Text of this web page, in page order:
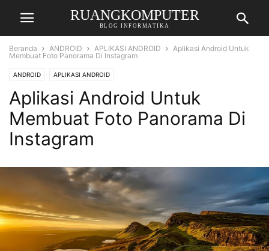
RUANGKOMPUTER
BLOG INFORMATIKA
Beranda ANDROID APLIKASI ANDROID
Aplikasi Android Untuk
Membuat Foto Panorama Di Instagram
ANDROID APLIKASI ANDROID
Aplikasi Android Untuk
Membuat Foto Panorama Di
Instagram